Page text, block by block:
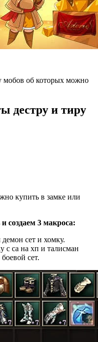
мобов об которых можно
дестру и тиру
купить в замке или
создаем 3 макроса:
сет и хомку.
с са на хп и талисман
сет.